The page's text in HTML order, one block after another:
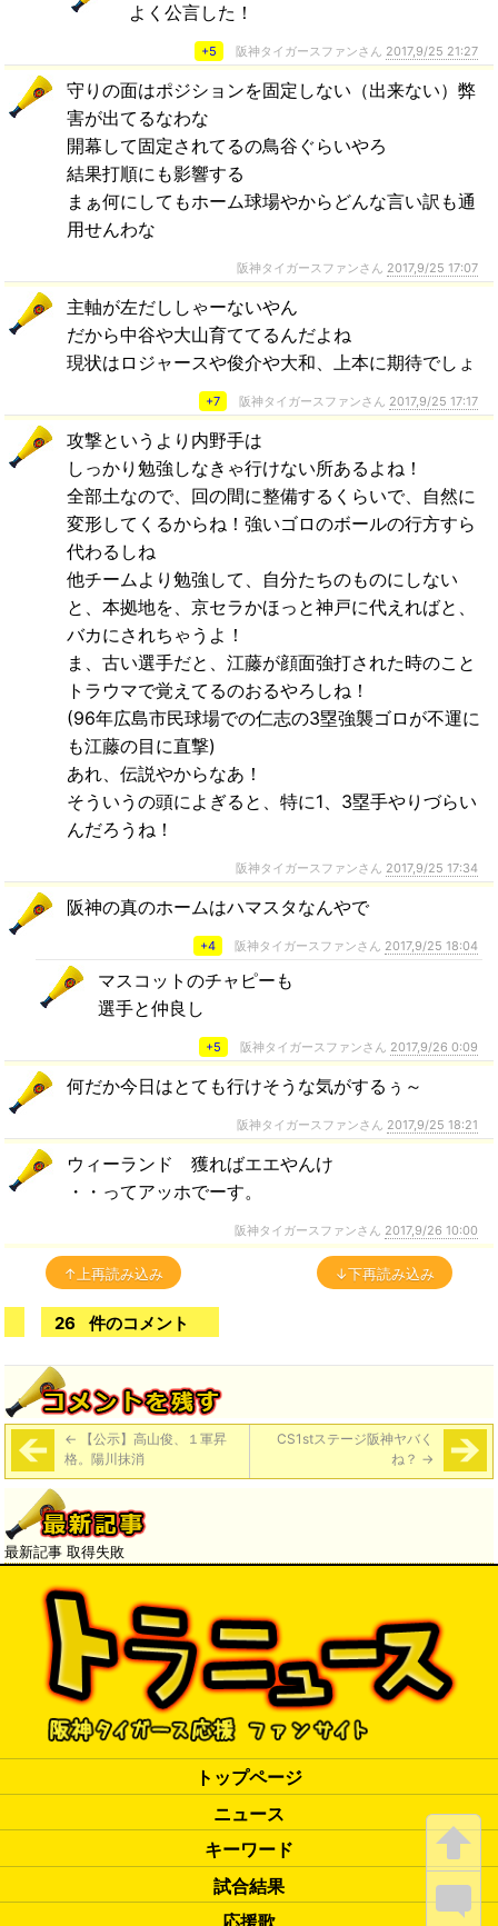
よく公言した！
+5 阪神タイガースファンさん 2017,9/25 21:27
守りの面はポジションを固定しない（出来ない）弊
害が出てるなわな
開幕して固定されてるの鳥谷ぐらいやろ
結果打順にも影響する
まぁ何にしてもホーム球場やからどんな言い訳も通
用せんわな
阪神タイガースファンさん 2017,9/25 17:07
主軸が左だししゃーないやん
だから中谷や大山育ててるんだよね
現状はロジャースや俊介や大和、上本に期待でしょ
+7 阪神タイガースファンさん 2017,9/25 17:17
攻撃というより内野手は
しっかり勉強しなきゃ行けない所あるよね！
全部土なので、回の間に整備するくらいで、自然に
変形してくるからね！強いゴロのボールの行方すら
代わるしね
他チームより勉強して、自分たちのものにしない
と、本拠地を、京セラかほっと神戸に代えればと、
バカにされちゃうよ！
ま、古い選手だと、江藤が顔面強打された時のこと
トラウマで覚えてるのおるやろしね！
(96年広島市民球場での仁志の3塁強襲ゴロが不運に
も江藤の目に直撃)
あれ、伝説やからなあ！
そういうの頭によぎると、特に1、3塁手やりづらい
んだろうね！
阪神タイガースファンさん 2017,9/25 17:34
阪神の真のホームはハマスタなんやで
+4 阪神タイガースファンさん 2017,9/25 18:04
マスコットのチャピーも
選手と仲良し
+5 阪神タイガースファンさん 2017,9/26 0:09
何だか今日はとても行けそうな気がするぅ～
阪神タイガースファンさん 2017,9/25 18:21
ウィーランド 獲ればエエやんけ
・・ってアッホでーす。
阪神タイガースファンさん 2017,9/26 10:00
↑上再読み込み ↓下再読み込み
26 件のコメント
← 【公示】高山俊、１軍昇
格。陽川抹消
CS1stステージ阪神ヤバく
ね？ →
最新記事 取得失敗
トップページ
ニュース
キーワード
試合結果
応援歌